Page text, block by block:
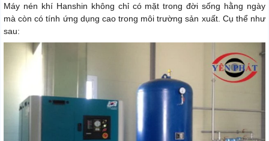
Máy nén khí Hanshin không chỉ có mặt trong đời sống hằng ngày
mà còn có tính ứng dụng cao trong môi trường sản xuất. Cụ thể như
sau: